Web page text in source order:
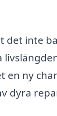
det inte
en ny
dyra